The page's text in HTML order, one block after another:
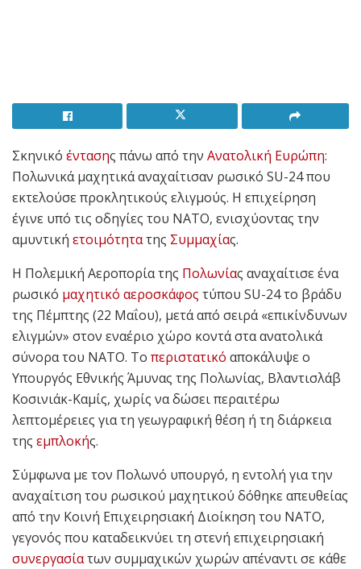
Σκηνικό έντασης πάνω από την Ανατολική Ευρώπη:
Πολωνικά μαχητικά αναχαίτισαν ρωσικό SU-24 που
εκτελούσε προκλητικούς ελιγμούς. Η επιχείρηση
έγινε υπό τις οδηγίες του ΝΑΤΟ, ενισχύοντας την
αμυντική ετοιμότητατης Συμμαχίας.
Η Πολεμική Αεροπορία της Πολωνίας αναχαίτισε ένα
ρωσικό μαχητικό αεροσκάφος τύπου SU-24 το βράδυ
της Πέμπτης (22 Μαΐου), μετά από σειρά «επικίνδυνων
ελιγμών» στον εναέριο χώρο κοντά στα ανατολικά
σύνορα του ΝΑΤΟ. Το περιστατικό αποκάλυψε ο
Υπουργός Εθνικής Άμυνας της Πολωνίας, Βλαντισλάβ
Κοσινιάκ-Καμίς, χωρίς να δώσει περαιτέρω
λεπτομέρειες για τη γεωγραφική θέση ή τη διάρκεια
της εμπλοκής.
Σύμφωνα με τον Πολωνό υπουργό, η εντολή για την
αναχαίτιση του ρωσικού μαχητικού δόθηκε απευθείας
από την Κοινή Επιχειρησιακή Διοίκηση του ΝΑΤΟ,
γεγονός που καταδεικνύει τη στενή επιχειρησιακή
συνεργασίατων συμμαχικών χωρών απέναντι σε κάθε